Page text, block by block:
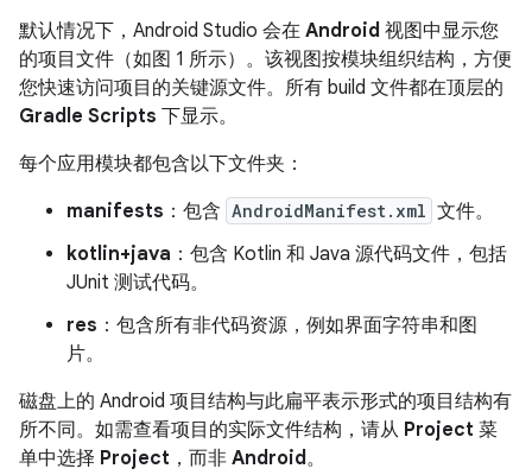
默认情况下，Android Studio 会在 Android 视图中显示您
的项目文件（如图 1 所示）。该视图按模块组织结构，方便
您快速访问项目的关键源文件。所有 build 文件都在顶层的
Gradle Scripts 下显示。
每个应用模块都包含以下文件夹：
manifests ：包含 AndroidManifest.xml 文件。
kotlin+java ：包含 Kotlin 和 Java 源代码文件，包括
JUnit 测试代码。
res ：包含所有非代码资源，例如界面字符串和图
片。
磁盘上的 Android 项目结构与此扁平表示形式的项目结构有
所不同。如需查看项目的实际文件结构，请从 Project 菜
单中选择 Project ，而非 Android 。